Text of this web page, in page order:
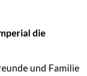
die
und Familie